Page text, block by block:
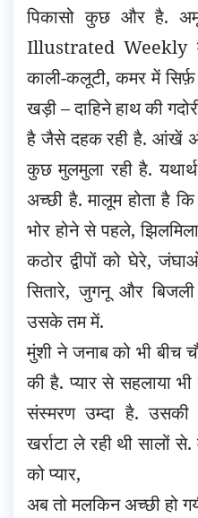
पिकासो कुछ और है.
Illustrated Weekly
काली-कलूटी, कमर में
खड़ी – दाहिने हाथ की
है जैसे दहक रही है. आंखें
कुछ मुलमुला रही है.
अच्छी है. मालूम होता है
भोर होने से पहले,
कठोर द्वीपों को घेरे,
सितारे, जुगनू और
उसके तम में.
मुंशी ने जनाब को भी बीच
की है. प्यार से सहलाया
संस्मरण उम्दा है.
खर्राटा ले रही थी सालों
को प्यार,
अब तो मलकिन अच्छी हो